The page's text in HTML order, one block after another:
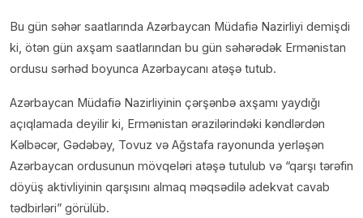
Bu gün səhər saatlarında Azərbaycan Müdafiə Nazirliyi demişdi
ki, ötən gün axşam saatlarından bu gün səhərədək Ermənistan
ordusu sərhəd boyunca Azərbaycanı atəşə tutub.
Azərbaycan Müdafiə Nazirliyinin çərşənbə axşamı yaydığı
açıqlamada deyilir ki, Ermənistan ərazilərindəki kəndlərdən
Kəlbəcər, Gədəbəy, Tovuz və Ağstafa rayonunda yerləşən
Azərbaycan ordusunun mövqeləri atəşə tutulub və “qarşı tərəfin
döyüş aktivliyinin qarşısını almaq məqsədilə adekvat cavab
tədbirləri” görülüb.